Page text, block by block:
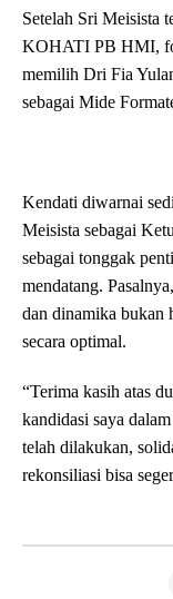
Setelah Sri Meisista
KOHATI PB HMI,
memilih Dri Fia
sebagai Mide
Kendati diwarnai
Meisista sebagai
sebagai tonggak
mendatang.
dan dinamika bukan
secara optimal.
“Terima kasih atas
kandidasi saya
telah dilakukan,
rekonsiliasi bisa